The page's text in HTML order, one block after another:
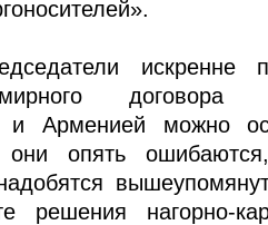
искренне
договора
и Арменией можно
они опять
решения нагорно-